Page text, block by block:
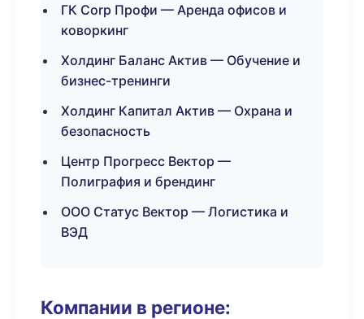
ГК Corp Профи — Аренда офисов и
коворкинг
Холдинг Баланс Актив — Обучение и
бизнес-тренинги
Холдинг Капитал Актив — Охрана и
безопасность
Центр Прогресс Вектор —
Полиграфия и брендинг
ООО Статус Вектор — Логистика и
ВЭД
Компании в регионе: